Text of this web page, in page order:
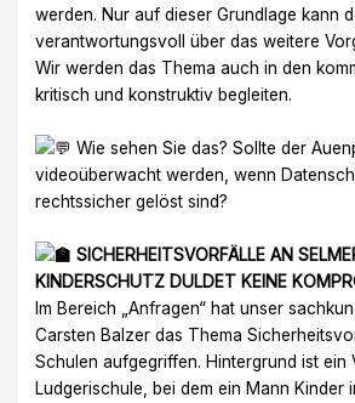
werden. Nur auf dieser Grundlage kann
verantwortungsvoll über das weitere
Wir werden das Thema auch in den
kritisch und konstruktiv begleiten.
Wie sehen Sie das? Sollte der
videoüberwacht werden, wenn
rechtssicher gelöst sind?
SICHERHEITSVORFÄLLE AN
KINDERSCHUTZ DULDET KEINE
Im Bereich „Anfragen“ hat unser
Carsten Balzer das Thema
Schulen aufgegriffen. Hintergrund ist ein
Ludgerischule, bei dem ein Mann Kinder